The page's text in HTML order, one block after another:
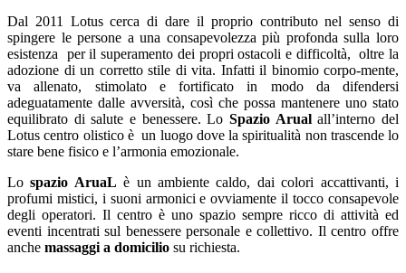
Dal 2011 Lotus cerca di dare il proprio contributo nel senso di
spingere le persone a una consapevolezza più profonda sulla loro
esistenza per il superamento dei propri ostacoli e difficoltà, oltre la
adozione di un corretto stile di vita. Infatti il binomio corpo-mente,
va allenato, stimolato e fortificato in modo da difendersi
adeguatamente dalle avversità, così che possa mantenere uno stato
equilibrato di salute e benessere. Lo Spazio Arualall’interno del
Lotus centro olistico è un luogo dove la spiritualità non trascende lo
stare bene fisico e l’armonia emozionale.
Lospazio AruaL è un ambiente caldo, dai colori accattivanti, i
profumi mistici, i suoni armonici e ovviamente il tocco consapevole
degli operatori. Il centro è uno spazio sempre ricco di attività ed
eventi incentrati sul benessere personale e collettivo. Il centro offre
anche massaggi a domicilio su richiesta.